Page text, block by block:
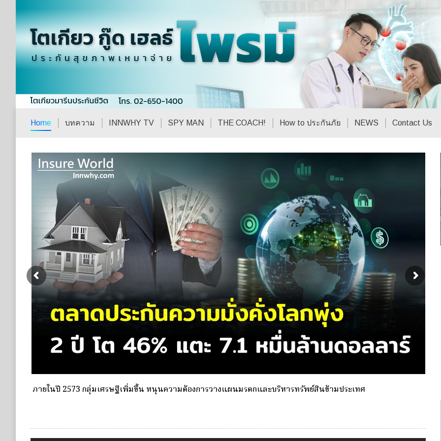
Home บทความ INNWHY TV SPY MAN THE COACH! How to ประกันภัย NEWS Contact Us
ดอกเบี้ยขาขึ้น หนุนความต้องการประกันชีวิตจ่ายเบี้ยครั้งเดียว(Single-Premium )พุ่ง ผู้บริโภคแห่ซื้อ Whole Life
ก
ป